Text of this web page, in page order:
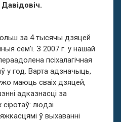
за 4 тысячы дзяцей
сем’і. З 2007 г. у нашай
псіхалагічная
у год. Варта адзначыць,
маюць сваіх дзяцей,
адказнасці за
людзі
ў выхаванні